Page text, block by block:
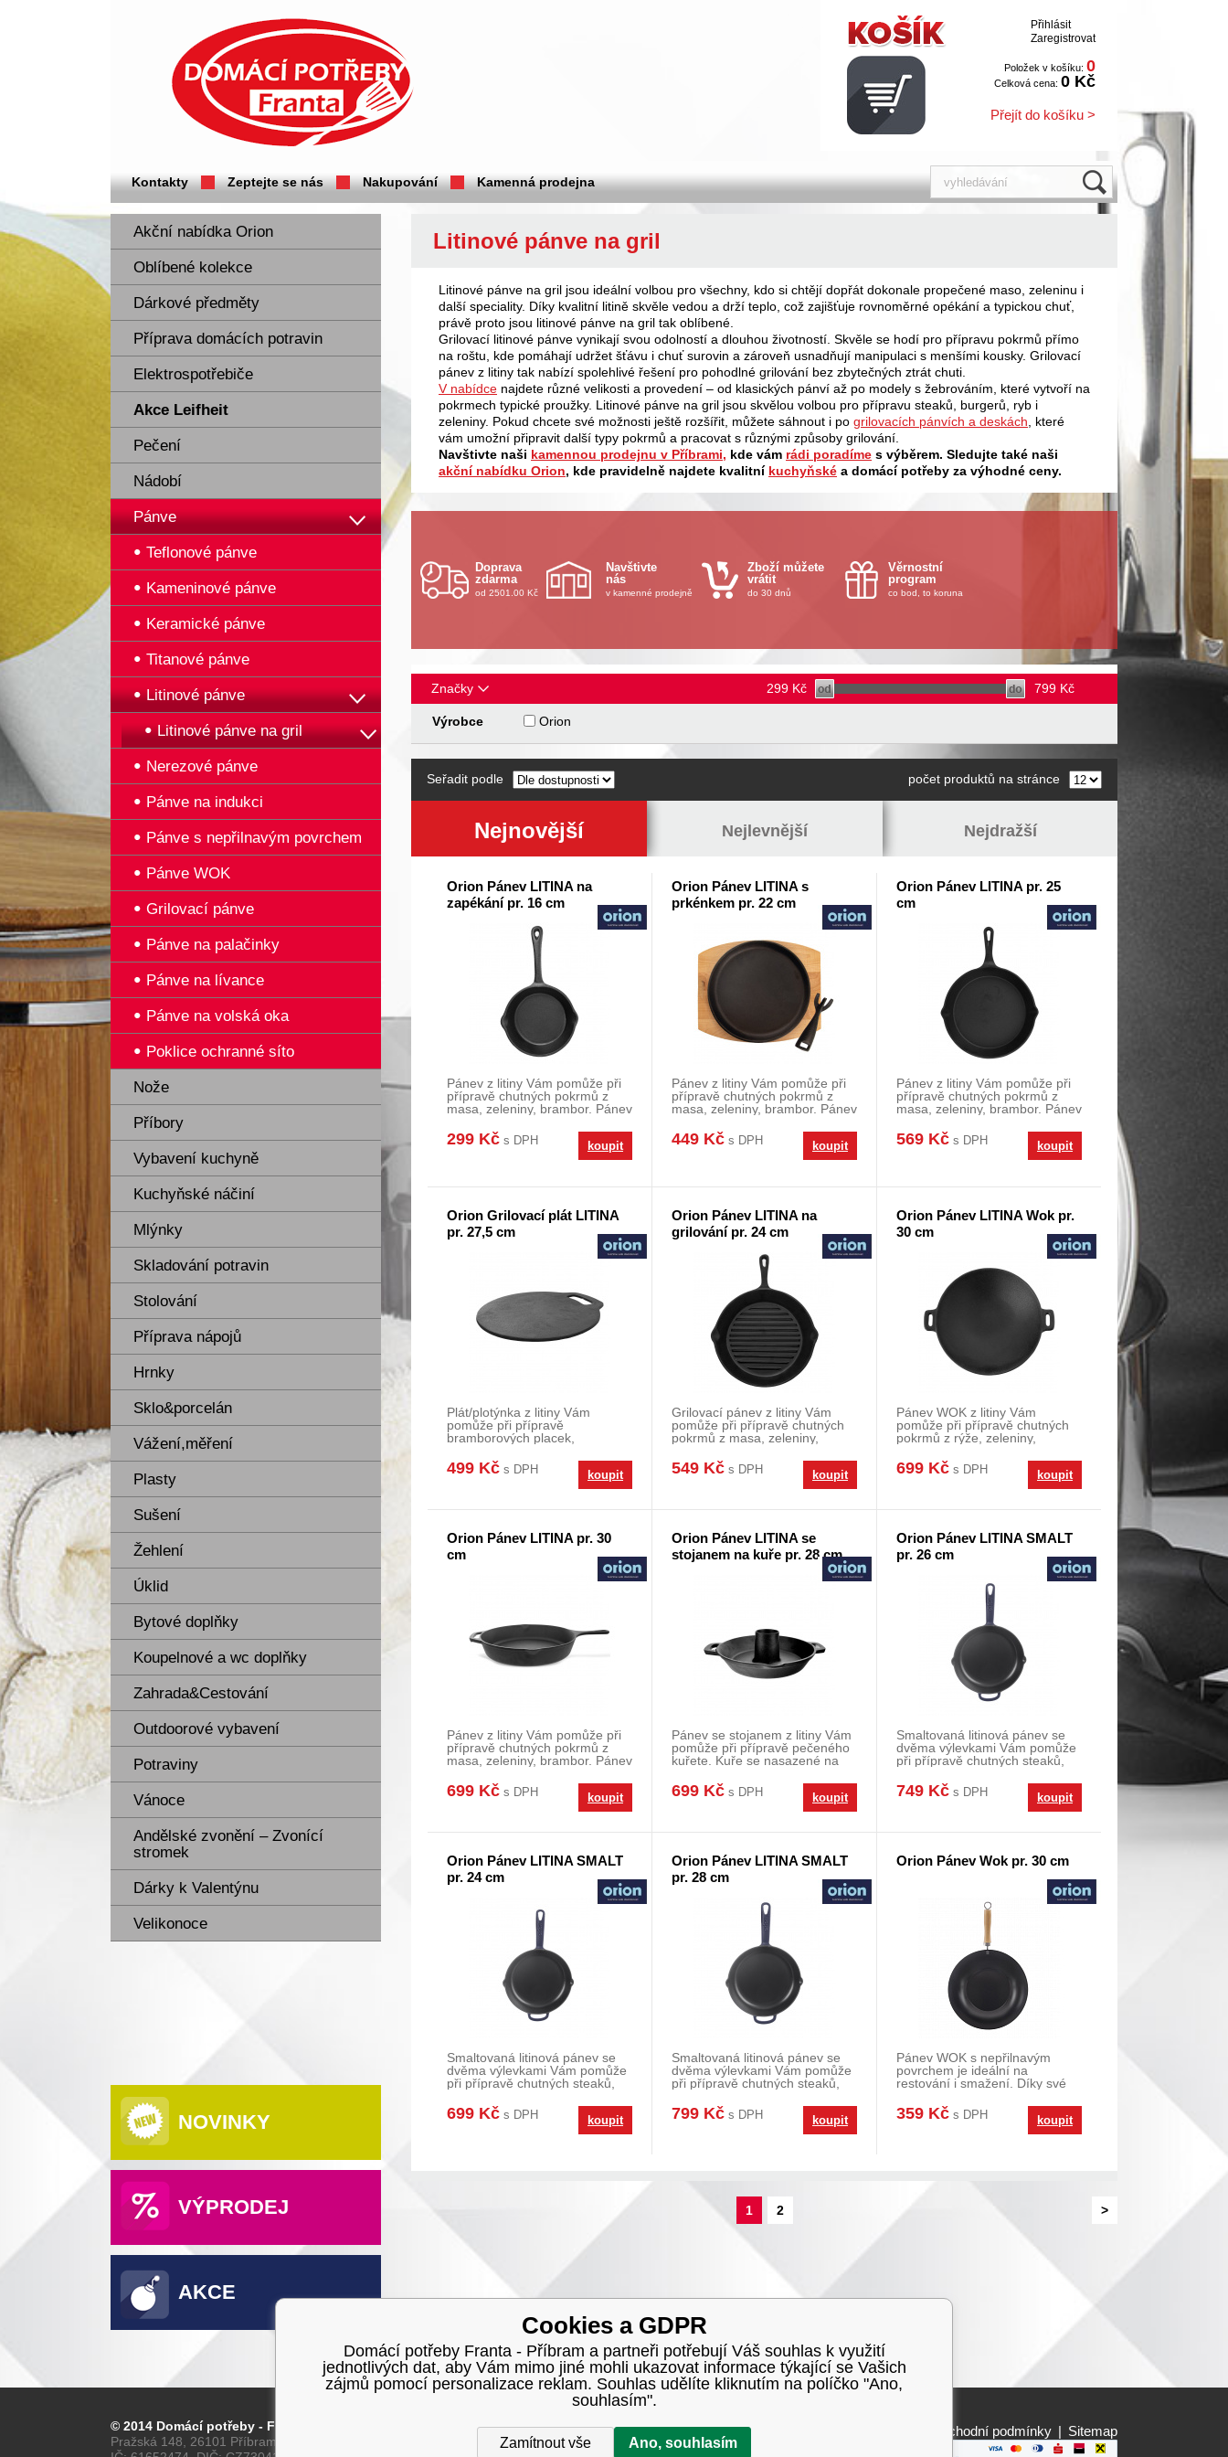
Přihlásit
Zaregistrovat
Položek v košíku: 0
Celková cena: 0 Kč
Přejít do košíku >
Kontakty Zeptejte se nás Nakupování Kamenná prodejna
Akční nabídka Orion
Oblíbené kolekce
Dárkové předměty
Příprava domácích potravin
Elektrospotřebiče
Akce Leifheit
Pečení
Nádobí
Pánve
Teflonové pánve
Kameninové pánve
Keramické pánve
Titanové pánve
Litinové pánve
Litinové pánve na gril
Nerezové pánve
Pánve na indukci
Pánve s nepřilnavým povrchem
Pánve WOK
Grilovací pánve
Pánve na palačinky
Pánve na lívance
Pánve na volská oka
Poklice ochranné síto
Nože
Příbory
Vybavení kuchyně
Kuchyňské náčiní
Mlýnky
Skladování potravin
Stolování
Příprava nápojů
Hrnky
Sklo&porcelán
Vážení,měření
Plasty
Sušení
Žehlení
Úklid
Bytové doplňky
Koupelnové a wc doplňky
Zahrada&Cestování
Outdoorové vybavení
Potraviny
Vánoce
Andělské zvonění – Zvonící
stromek
Dárky k Valentýnu
Velikonoce
NOVINKY
VÝPRODEJ
AKCE
Litinové pánve na gril
Litinové pánve na gril jsou ideální volbou pro všechny, kdo si chtějí dopřát dokonale propečené maso, zeleninu i
další speciality. Díky kvalitní litině skvěle vedou a drží teplo, což zajišťuje rovnoměrné opékání a typickou chuť,
právě proto jsou litinové pánve na gril tak oblíbené.
Grilovací litinové pánve vynikají svou odolností a dlouhou životností. Skvěle se hodí pro přípravu pokrmů přímo
na roštu, kde pomáhají udržet šťávu i chuť surovin a zároveň usnadňují manipulaci s menšími kousky. Grilovací
pánev z litiny tak nabízí spolehlivé řešení pro pohodlné grilování bez zbytečných ztrát chuti.
V nabídce najdete různé velikosti a provedení – od klasických pánví až po modely s žebrováním, které vytvoří na
pokrmech typické proužky. Litinové pánve na gril jsou skvělou volbou pro přípravu steaků, burgerů, ryb i
zeleniny. Pokud chcete své možnosti ještě rozšířit, můžete sáhnout i po grilovacích pánvích a deskách , které
vám umožní připravit další typy pokrmů a pracovat s různými způsoby grilování.
Navštivte naši kamennou prodejnu v Příbrami, kde vám rádi poradíme s výběrem. Sledujte také naši
akční nabídku Orion, kde pravidelně najdete kvalitní kuchyňské a domácí potřeby za výhodné ceny.
Doprava
zdarma
od 2501.00 Kč
Navštivte
nás
v kamenné prodejně
Zboží můžete
vrátit
do 30 dnů
Věrnostní
program
co bod, to koruna
299 Kč 799 Kč
Značky
Výrobce Orion
Seřadit podle počet produktů na stránce
Nejnovější Nejlevnější Nejdražší
Orion Pánev LITINA na
zapékání pr. 16 cm
Pánev z litiny Vám pomůže při
přípravě chutných pokrmů z
masa, zeleniny, brambor. Pánev
299 Kč s DPH koupit
Orion Pánev LITINA s
prkénkem pr. 22 cm
Pánev z litiny Vám pomůže při
přípravě chutných pokrmů z
masa, zeleniny, brambor. Pánev
449 Kč s DPH koupit
Orion Pánev LITINA pr. 25
cm
Pánev z litiny Vám pomůže při
přípravě chutných pokrmů z
masa, zeleniny, brambor. Pánev
569 Kč s DPH koupit
Orion Grilovací plát LITINA
pr. 27,5 cm
Plát/plotýnka z litiny Vám
pomůže při přípravě
bramborových placek,
499 Kč s DPH koupit
Orion Pánev LITINA na
grilování pr. 24 cm
Grilovací pánev z litiny Vám
pomůže při přípravě chutných
pokrmů z masa, zeleniny,
549 Kč s DPH koupit
Orion Pánev LITINA Wok pr.
30 cm
Pánev WOK z litiny Vám
pomůže při přípravě chutných
pokrmů z rýže, zeleniny,
699 Kč s DPH koupit
Orion Pánev LITINA pr. 30
cm
Pánev z litiny Vám pomůže při
přípravě chutných pokrmů z
masa, zeleniny, brambor. Pánev
699 Kč s DPH koupit
Orion Pánev LITINA se
stojanem na kuře pr. 28 cm
Pánev se stojanem z litiny Vám
pomůže při přípravě pečeného
kuřete. Kuře se nasazené na
699 Kč s DPH koupit
Orion Pánev LITINA SMALT
pr. 26 cm
Smaltovaná litinová pánev se
dvěma výlevkami Vám pomůže
při přípravě chutných steaků,
749 Kč s DPH koupit
Orion Pánev LITINA SMALT
pr. 24 cm
Smaltovaná litinová pánev se
dvěma výlevkami Vám pomůže
při přípravě chutných steaků,
699 Kč s DPH koupit
Orion Pánev LITINA SMALT
pr. 28 cm
Smaltovaná litinová pánev se
dvěma výlevkami Vám pomůže
při přípravě chutných steaků,
799 Kč s DPH koupit
Orion Pánev Wok pr. 30 cm
Pánev WOK s nepřilnavým
povrchem je ideální na
restování i smažení. Díky své
359 Kč s DPH koupit
1 2 >
© 2014 Domácí potřeby - Franta
Pražská 148, 26101 Příbram
Obchodní podmínky | Sitemap
Cookies a GDPR
Domácí potřeby Franta - Příbram a partneři potřebují Váš souhlas k využití
jednotlivých dat, aby Vám mimo jiné mohli ukazovat informace týkající se Vašich
zájmů pomocí personalizace reklam. Souhlas udělíte kliknutím na políčko "Ano,
souhlasím".
Zamítnout vše Ano, souhlasím